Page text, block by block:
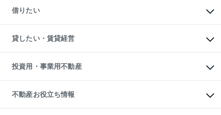
中古一戸建ての購入
不動産購入の流れ
注目キーワード物件特集
購入ガイド
English 繁体中文簡体中文
一戸建ての売却・査定
土地の売却・査定
スピードAI査定
不動産査定について
不動産売却の流れ
不動産買換えの流れ
売却ガイド
借りたい
オフィス・店舗の賃貸
借りるときの流れ
借りるガイド
貸したい・賃貸経営
マンション賃料データ
賃貸管理プラン
リロケーションについて
貸すガイド
投資用・事業用不動産
事業用不動産
マンション投資
投資用マンション
不動産お役立ち情報